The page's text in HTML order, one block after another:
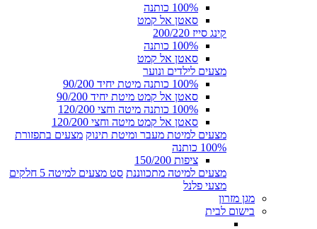
100% כותנה
סאטן אל קמט
קינג סייז 200/220
100% כותנה
סאטן אל קמט
מצעים לילדים ונוער
100% כותנה מיטת יחיד 90/200
סאטן אל קמט מיטת יחיד 90/200
100% כותנה מיטה וחצי 120/200
סאטן אל קמט מיטה וחצי 120/200
מצעים למיטת מעבר ומיטת תינוק מצעים בתפזורת
100% כותנה
ציפות 150/200
מצעים למיטה מתכווננת סט מצעים למיטה 5 חלקים
מצעי פלנל
מגן מזרון
בישום לבית